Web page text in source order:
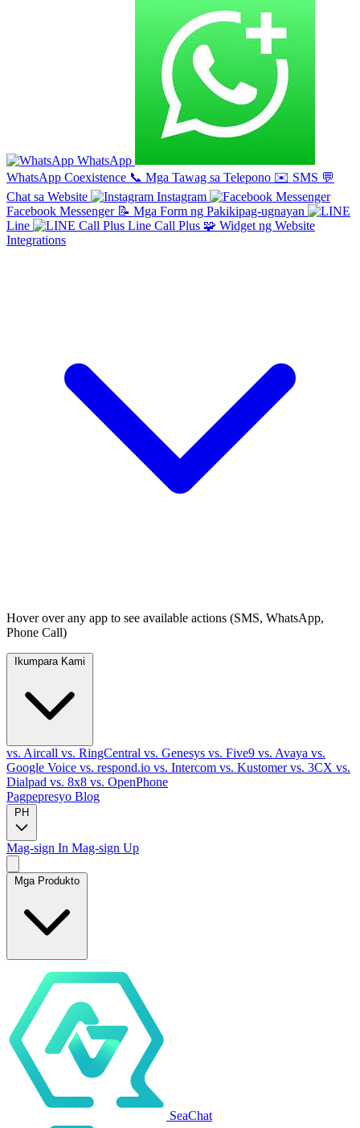
WhatsApp
WhatsApp Coexistence 📞 Mga Tawag sa Telepono ✉️ SMS 💬
Chat sa Website
Instagram
Facebook Messenger 📝 Mga Form ng Pakikipag-ugnayan
Line
Line Call Plus 🧩 Widget ng Website
Integrations
Hover over any app to see available actions (SMS, WhatsApp,
Phone Call)
vs. Aircall vs. RingCentral vs. Genesys vs. Five9 vs. Avaya vs.
Google Voice vs. respond.io vs. Intercom vs. Kustomervs. 3CX vs.
Dialpad vs. 8x8 vs. OpenPhone
Pagpepresyo Blog
PH
Mag-sign In Mag-sign Up
Mga Produkto
SeaChat